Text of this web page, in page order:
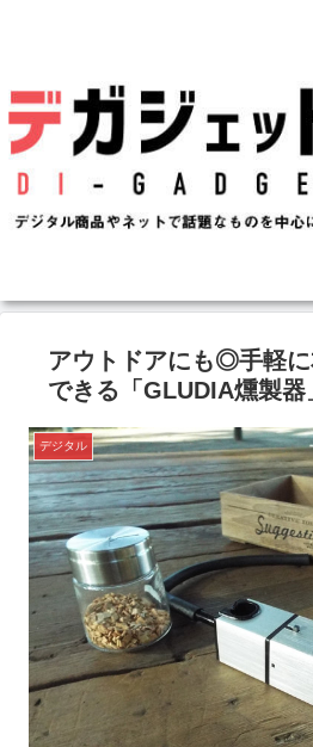
アウトドアにも◎手軽
できる「GLUDIA燻製器
デジタル